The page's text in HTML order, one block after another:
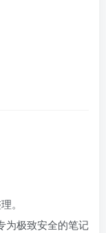
。
为极致安全的笔记